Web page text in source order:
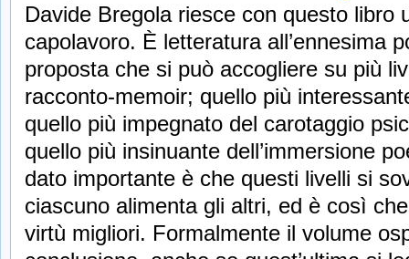
Davide Bregola riesce con questo libro
capolavoro. È letteratura all’ennesima
proposta che si può accogliere su più
racconto-memoir; quello più
quello più impegnato del carotaggio
quello più insinuante dell’immersione
dato importante è che questi livelli si
ciascuno alimenta gli altri, ed è così
virtù migliori. Formalmente il volume